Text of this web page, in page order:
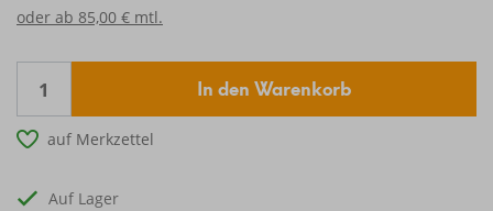
oder ab 85,00 € mtl.
In den Warenkorb
auf Merkzettel
auf Lager